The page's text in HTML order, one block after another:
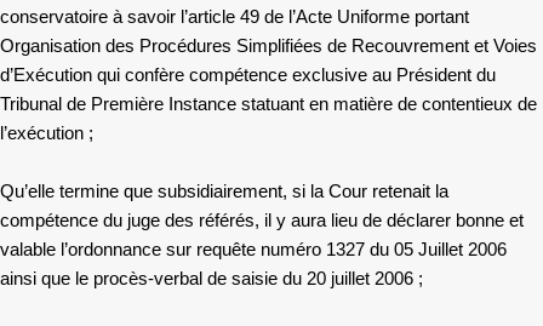
conservatoire à savoir l’article 49 de l’Acte Uniforme portant
Organisation des Procédures Simplifiées de Recouvrement et Voies
d’Exécution qui confère compétence exclusive au Président du
Tribunal de Première Instance statuant en matière de contentieux de
l’exécution ;
Qu’elle termine que subsidiairement, si la Cour retenait la
compétence du juge des référés, il y aura lieu de déclarer bonne et
valable l’ordonnance sur requête numéro 1327 du 05 Juillet 2006
ainsi que le procès-verbal de saisie du 20 juillet 2006 ;